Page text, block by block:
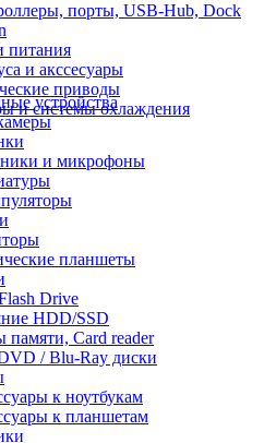
порты, USB-Hub, Dock
питания
и акссесуары
приводы
и системы охлаждения
устройства
и микрофоны
планшеты
Drive
HDD/SSD
памяти, Card reader
/ Blu-Ray диски
к ноутбукам
к планшетам